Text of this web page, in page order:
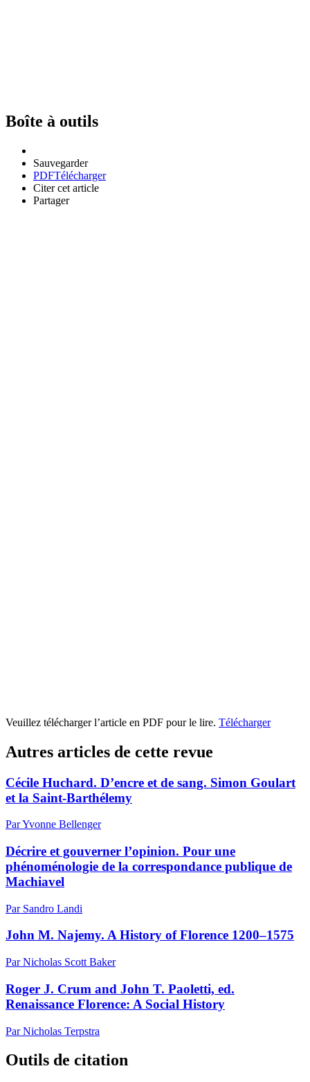
Boîte à outils
Sauvegarder
PDFTélécharger
Citer cet article
Partager
Veuillez télécharger l’article en PDF pour le lire. Télécharger
Autres articles de cette revue
Cécile Huchard. D’encre et de sang. Simon Goulart
et la Saint-Barthélemy
Par Yvonne Bellenger
Décrire et gouverner l’opinion. Pour une
phénoménologie de la correspondance publique de
Machiavel
Par Sandro Landi
John M. Najemy. A History of Florence 1200–1575
Par Nicholas Scott Baker
Roger J. Crum and John T. Paoletti, ed.
Renaissance Florence: A Social History
Par Nicholas Terpstra
Outils de citation